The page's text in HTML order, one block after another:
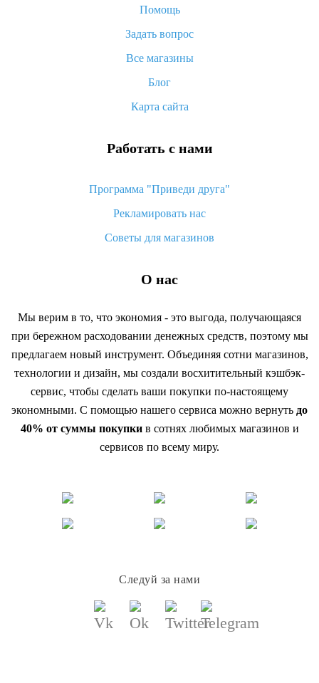
Как покупать оптом на Алиэкспресс
Что делать, если не пришел товар с Алиэкспресс
возврата денег
Помощь
Задать вопрос
Все магазины
Блог
Карта сайта
Работать с нами
Программа "Приведи друга"
Рекламировать нас
Советы для магазинов
О нас
Мы верим в то, что экономия - это выгода, получающаяся
при бережном расходовании денежных средств, поэтому мы
предлагаем новый инструмент. Объединяя сотни магазинов,
технологии и дизайн, мы создали восхитительный кэшбэк-
сервис, чтобы сделать ваши покупки по-настоящему
экономными. С помощью нашего сервиса можно вернуть до
40% от суммы покупкив сотнях любимых магазинов и
сервисов по всему миру.
Следуй за нами